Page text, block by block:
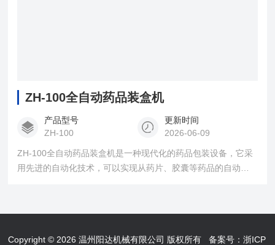
ZH-100全自动药品装盒机
产品型号
ZH-100
更新时间
2026-06-09
ZH-100全自动药品装盒机是一种现代化的药品包装设备，它采
用先进的自动化技术，可以实现从药片、胶囊等药品的自动分
人工操作，降低生产成本，提高企业竞争力。
Copyright © 2026 温州阳达机械有限公司 版权所有备案号：浙ICP